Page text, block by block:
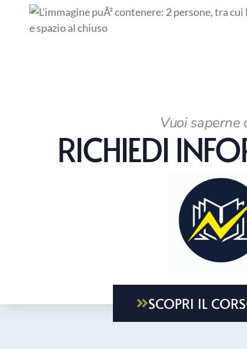
Vuoi saperne
RICHIEDI
SCOPRI IL